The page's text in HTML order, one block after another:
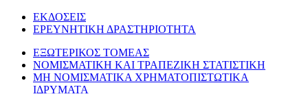
ΕΚΔΟΣΕΙΣ
ΕΡΕΥΝΗΤΙΚΗ ΔΡΑΣΤΗΡΙΟΤΗΤΑ
ΕΞΩΤΕΡΙΚΟΣ ΤΟΜΕΑΣ
ΝΟΜΙΣΜΑΤΙΚΗ ΚΑΙ ΤΡΑΠΕΖΙΚΗ ΣΤΑΤΙΣΤΙΚΗ
ΜΗ ΝΟΜΙΣΜΑΤΙΚΑ ΧΡΗΜΑΤΟΠΙΣΤΩΤΙΚΑ
ΙΔΡΥΜΑΤΑ